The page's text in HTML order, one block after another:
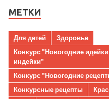
МЕТКИ
Для детей
Здоровье
Конкурс "Новогодние
индейки"
Конкурс "Новогодние
Конкурсные рецепты